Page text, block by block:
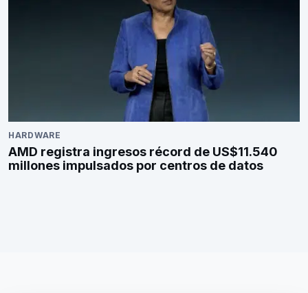
HARDWARE
AMD registra ingresos récord de US$11.540
millones impulsados por centros de datos